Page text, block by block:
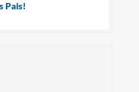
Pais!